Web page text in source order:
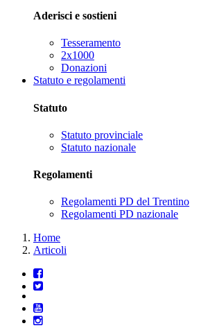
Aderisci e sostieni
Tesseramento
2x1000
Donazioni
Statuto e regolamenti
Statuto
Statuto provinciale
Statuto nazionale
Regolamenti
Regolamenti PD del Trentino
Regolamenti PD nazionale
Home
Articoli